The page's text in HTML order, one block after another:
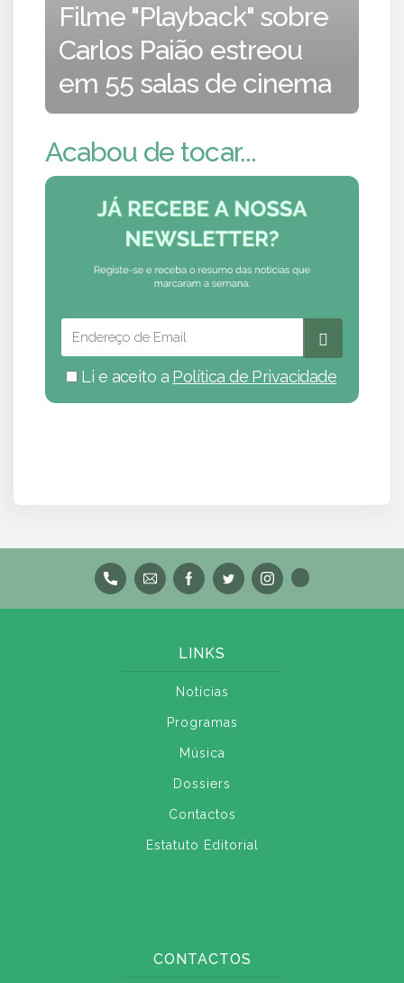
Filme "Playback" sobre
Carlos Paião estreou
em 55 salas de cinema
Acabou de tocar...
Li e aceito a Política de Privacidade
LINKS
Notícias
Programas
Música
Dossiers
Contactos
Estatuto Editorial
CONTACTOS